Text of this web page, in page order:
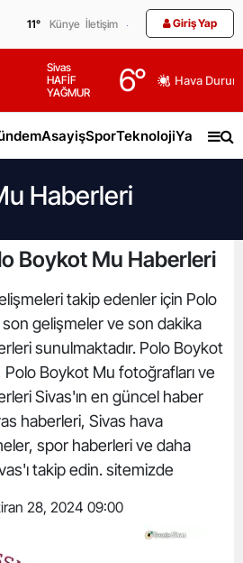
11° Künye İletişim Giriş Yap
Sivas
HAFİF
YAĞMUR
6° Hava
AsayişSporTeknolojiYaşam
Haberleri
Boykot Mu Haberleri
takip edenler için Polo
gelişmeler ve son dakika
sunulmaktadır. Polo Boykot
Polo Boykot Mu fotoğrafları ve
Sivas'ın en güncel haber
haberleri, Sivas hava
spor haberleri ve daha
takip edin. sitemizde
28, 2024 09:00